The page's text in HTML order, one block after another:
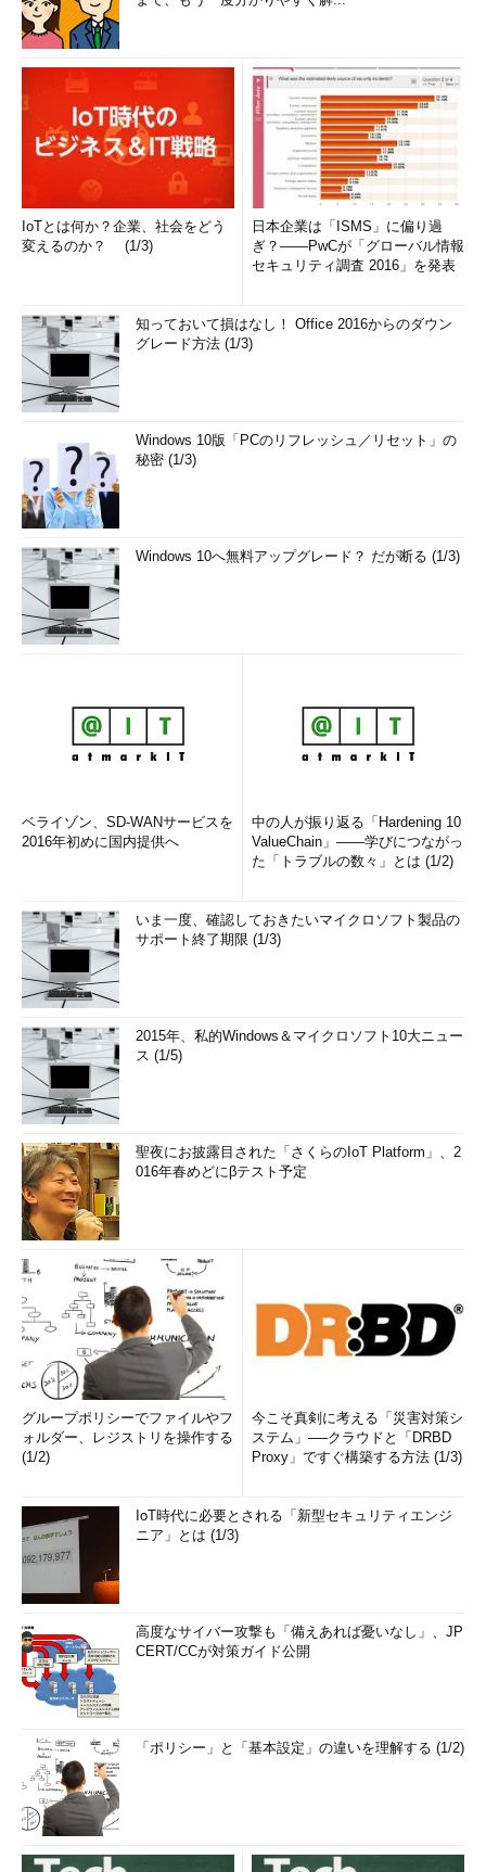
ティブ・アプリケーションからは利用
できない
WOW64でリダイレクトされる特殊フォルダ／パス名
以下にフォルダがリダイレクトされる例を示しておく。
C:\Windows\system32>
[AMD64]C:\Windows\system32> …現在はWin64上
[AMD64]C:\Windows\system32>
C:\Windows\SysWOW64\TMP
[AMD64]C:\Windows\system32>
TMP\THIS_IS_WIN64.TXT
[AMD64]C:\Windows\system32>
ドライブ C のボリューム ラベルは WIN7X64 です
ボリューム シリアル番号は 9C7C-5B6B です
C:\Windows\system32\TMP のディレクトリ
2010/06/29 12:43 <DIR> ..
2010/06/29 12:43 143,058 THIS_IS_WIN64.TXT
したファイル
領域
md …WOW64上でcmdを起動
Microsoft Windows [Version 6.1.7600]
Copyright (c) 2009 Microsoft Corporation. All rights
reserved.
[AMD64]C:\Windows\system32>prompt
[%PROCESSOR_ARCHITECTURE%]$p$g
[x86]C:\Windows\system32>
[x86]C:\Windows\system32>dir > TMP\THIS_IS_x86.TXT …
WOW64上でファイル作成
[x86]C:\Windows\system32>
リューム ラベルは WIN7X64 です
ボリューム シリアル番号は 9C7C-5B6B です
C:\Windows\system32\tmp のディレクトリ
2010/06/29 12:45 <DIR> .
2010/06/29 12:45 <DIR> ..
2010/06/29 12:45 120,126 THIS_IS_x86.TXT …作成した
1 個のファイル 120,126 バイト
2 個のディレクトリ 825,907,982,336 バイトの空き
領域
[x86]C:\Windows\system32>
[AMD64]C:\Windows\system32>dir TMP
C:\Windows\SysWOW64\TMP
ドライブ C のボリューム ラベルは WIN7X64 です
C:\Windows\system32\TMP のディレクトリ
TMP
2010/06/29 12:43 <DIR> .
IoTとは何か？企業、社会をどう
変えるのか？ (1/3)
日本企業は「ISMS」に偏り過
ぎ？――PwCが「グローバル情報
セキュリティ調査 2016」を発表
知っておいて損はなし！ Office 2016からのダウン
グレード方法 (1/3)
Windows 10版「PCのリフレッシュ／リセット」の
秘密 (1/3)
Windows 10へ無料アップグレード？ だが断る (1/3)
ベライゾン、SD-WANサービスを
2016年初めに国内提供へ
中の人が振り返る「Hardening 10
ValueChain」――学びにつながっ
た「トラブルの数々」とは (1/2)
いま一度、確認しておきたいマイクロソフト製品の
サポート終了期限 (1/3)
2015年、私的Windows＆マイクロソフト10大ニュー
ス (1/5)
聖夜にお披露目された「さくらのIoT Platform」、2
016年春めどにβテスト予定
グループポリシーでファイルやフ
ォルダー、レジストリを操作する
(1/2)
今こそ真剣に考える「災害対策シ
ステム」──クラウドと「DRBD
Proxy」ですぐ構築する方法 (1/3)
IoT時代に必要とされる「新型セキュリティエンジ
ニア」とは (1/3)
高度なサイバー攻撃も「備えあれば憂いなし」、JP
CERT/CCが対策ガイド公開
「ポリシー」と「基本設定」の違いを理解する (1/2)